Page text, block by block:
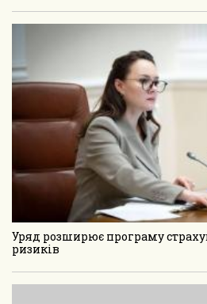
Уряд розширює програму
ризиків